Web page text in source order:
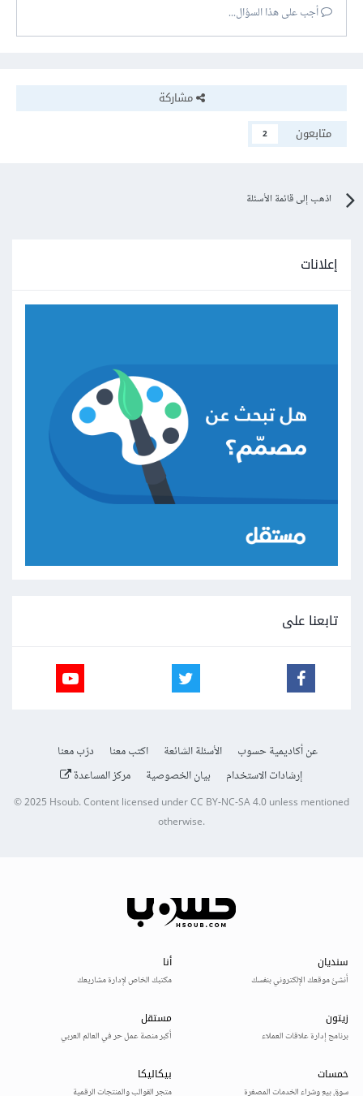
أجب على هذا السؤال...
مشاركة
متابعون
2
اذهب إلى قائمة الأسئلة
إعلانات
تابعنا على
عن أكاديمية حسوب الأسئلة الشائعة اكتب معنا
درّب معنا
إرشادات الاستخدام
بيان الخصوصية مركز المساعدة
© 2025Hsoub.Content licensed underCC BY-NC-SA 4.0unless mentioned
otherwise.